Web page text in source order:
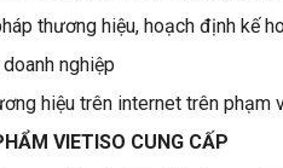
thương hiệu, hoạch định kế
nghiệp
hiệu trên internet trên phạm
VIETISO CUNG CẤP